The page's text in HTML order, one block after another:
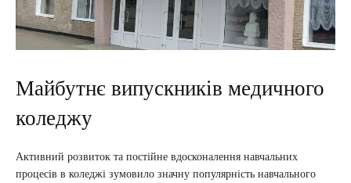
Майбутнє випускників медичного
коледжу
Активний розвиток та постійне вдосконалення навчальних
процесів в коледжі зумовило значну популярність навчального